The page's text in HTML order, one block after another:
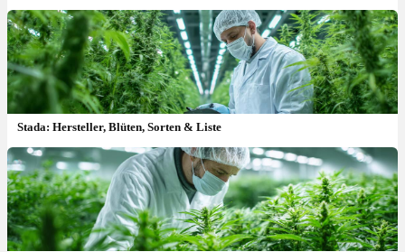
Stada: Hersteller, Blüten, Sorten & Liste